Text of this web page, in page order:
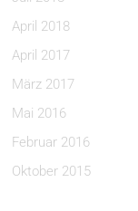
April 2018
April 2017
März 2017
Mai 2016
Februar 2016
Oktober 2015